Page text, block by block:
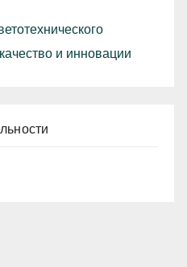
и инновации